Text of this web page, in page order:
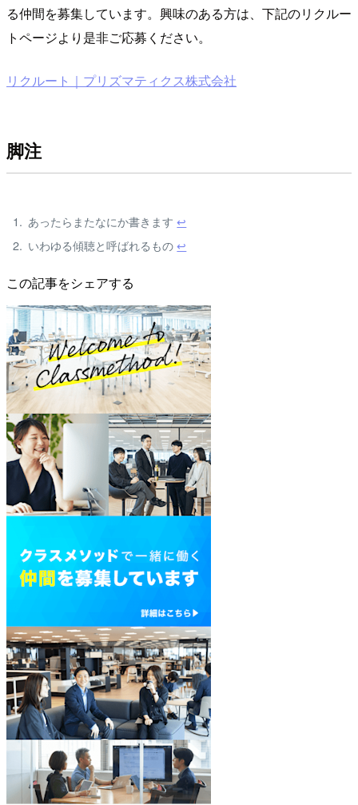
る仲間を募集しています。興味のある方は、下記のリクルー
トページより是非ご応募ください。
リクルート｜プリズマティクス株式会社
脚注
あったらまたなにか書きます↩
いわゆる傾聴と呼ばれるもの↩
この記事をシェアする